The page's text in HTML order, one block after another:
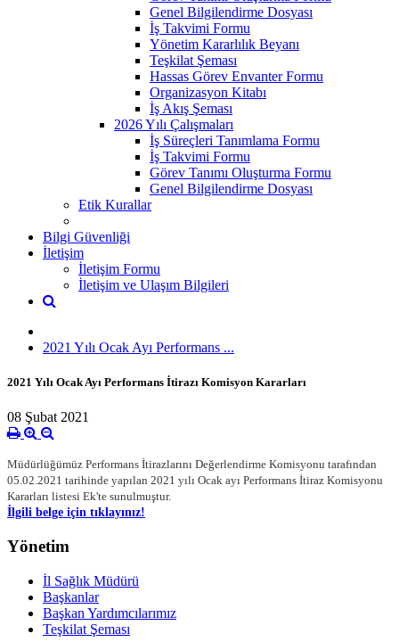
Genel Bilgilendirme Dosyası
İş Takvimi Formu
Yönetim Kararlılık Beyanı
Teşkilat Şeması
Hassas Görev Envanter Formu
Organizasyon Kitabı
İş Akış Şeması
2026 Yılı Çalışmaları
İş Süreçleri Tanımlama Formu
İş Takvimi Formu
Görev Tanımı Oluşturma Formu
Genel Bilgilendirme Dosyası
Etik Kurallar
Bilgi Güvenliği
İletişim
İletişim Formu
İletişim ve Ulaşım Bilgileri
2021 Yılı Ocak Ayı Performans ...
2021 Yılı Ocak Ayı Performans İtirazı Komisyon Kararları
08 Şubat 2021
Müdürlüğümüz Performans İtirazlarını Değerlendirme Komisyonu tarafından
05.02.2021 tarihinde yapılan 2021 yılı Ocak ayı Performans İtiraz Komisyonu
Kararları listesi Ek'te sunulmuştur.
İlgili belge için tıklayınız!
Yönetim
İl Sağlık Müdürü
Başkanlar
Başkan Yardımcılarımız
Teşkilat Şeması